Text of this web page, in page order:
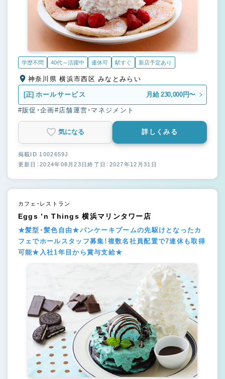
学歴不問 40代～活躍中 連休可 駅すぐ 新店予定あり
神奈川県 横浜市西区 みなとみらい
[正] ホールサービス 月給 230,000円〜
#販促・企画#店舗運営・マネジメント
気になる 詳しくみる
掲載ID 1002659J
更新日：2024年08月23日終了日：2027年12月31日
カフェ・レストラン
Eggs ’n Things 横浜マリンタワー店
★髪型・髪色自由★パンケーキブームの先駆けとなったカ
フェでホールスタッフ募集！複数名社員配置で7連休も取得
可能★入社1年目から賞与支給★